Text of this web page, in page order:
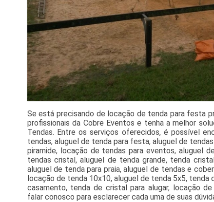
Se está precisando de locação de tenda para festa
profissionais da Cobre Eventos e tenha a melhor
Tendas. Entre os serviços oferecidos, é possível
tendas, aluguel de tenda para festa, aluguel de
piramide, locação de tendas para eventos, aluguel
tendas cristal, aluguel de tenda grande, tenda
aluguel de tenda para praia, aluguel de tendas e
locação de tenda 10x10, aluguel de tenda 5x5,
casamento, tenda de cristal para alugar, locação
falar conosco para esclarecer cada uma de suas